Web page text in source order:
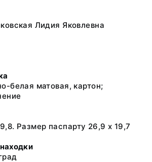
Лидия Яковлевна
белая матовая, картон;
Размер паспарту 26,9 х 19,7